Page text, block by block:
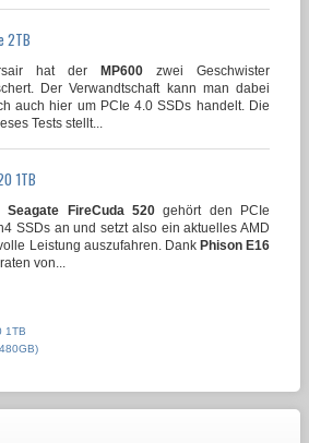
2TB
hat der MP600 zwei Geschwister
Der Verwandtschaft kann man dabei
auch hier um PCIe 4.0 SSDs handelt. Die
Tests stellt...
1TB
Seagate FireCuda 520 gehört den PCIe
SSDs an und setzt also ein aktuelles AMD
Leistung auszufahren. Dank Phison E16
von...
1TB